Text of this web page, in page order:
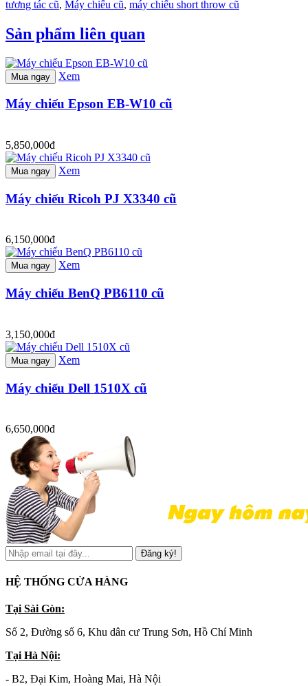
tương tác cũ, Máy chiếu cũ, máy chiếu short throw cũ
Sản phẩm liên quan
Mua ngay Xem
Máy chiếu Epson EB-W10 cũ
5,850,000đ
Mua ngay Xem
Máy chiếu Ricoh PJ X3340 cũ
6,150,000đ
Mua ngay Xem
Máy chiếu BenQ PB6110 cũ
3,150,000đ
Mua ngay Xem
Máy chiếu Dell 1510X cũ
6,650,000đ
Đăng ký!
HỆ THỐNG CỬA HÀNG
Tại Sài Gòn:
Số 2, Đường số 6, Khu dân cư Trung Sơn, Hồ Chí Minh
Tại Hà Nội:
- B2, Đại Kim, Hoàng Mai, Hà Nội